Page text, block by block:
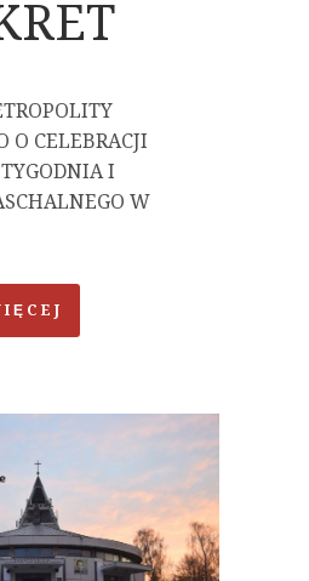
O CELEBRACJI
I
W